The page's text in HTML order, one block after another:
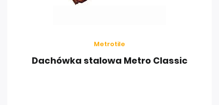
Metrotile
Dachówka stalowa Metro Classic